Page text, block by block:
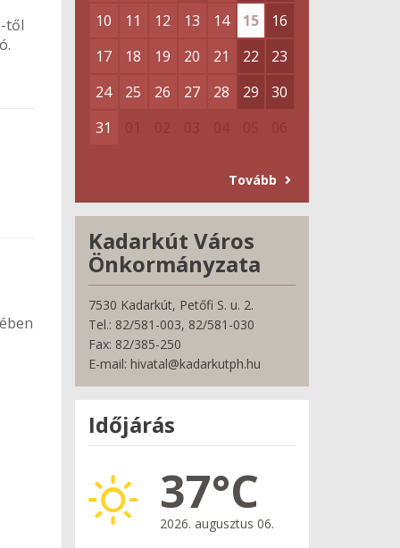
től
10
11 12 13 14 15
16
17
18 19 20 21 22
23
24
25 26 27 28 29
30
31
Tovább
Kadarkút Város
Önkormányzata
7530 Kadarkút, Petőfi S. u. 2.
Tel.: 82/581-003, 82/581-030
Fax: 82/385-250
E-mail: hivatal@kadarkutph.hu
Időjárás
37°C
2026. augusztus 06.